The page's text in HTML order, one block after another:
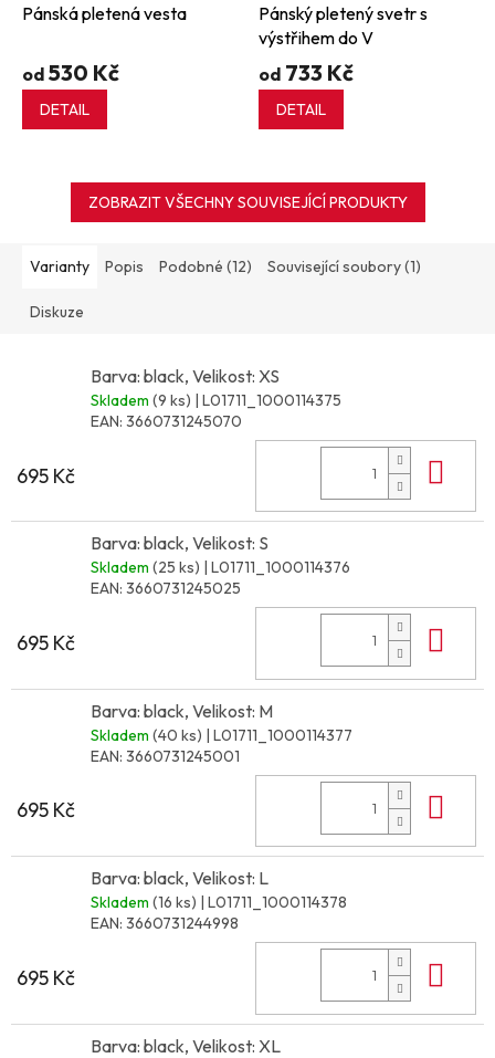
Pánská pletená vesta
od 530 Kč
DETAIL
Pánský pletený svetr s
výstřihem do V
od 733 Kč
DETAIL
ZOBRAZIT VŠECHNY SOUVISEJÍCÍ PRODUKTY
Varianty Popis Podobné (12) Související soubory (1)
Diskuze
Barva: black, Velikost: XS
Skladem (9 ks) | L01711_1000114375
EAN: 3660731245070
695 Kč
Barva: black, Velikost: S
Skladem (25 ks) | L01711_1000114376
EAN: 3660731245025
695 Kč
Barva: black, Velikost: M
Skladem (40 ks) | L01711_1000114377
EAN: 3660731245001
695 Kč
Barva: black, Velikost: L
Skladem (16 ks) | L01711_1000114378
EAN: 3660731244998
695 Kč
Barva: black, Velikost: XL